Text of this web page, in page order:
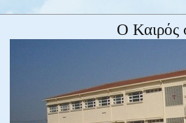
Ο Καιρός